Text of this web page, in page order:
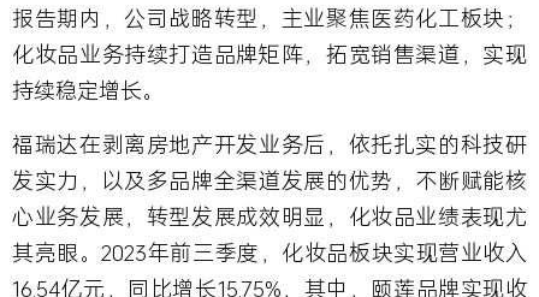
报告期内，公司战略转型，主业聚焦医药化工板块；
化妆品业务持续打造品牌矩阵，拓宽销售渠道，实现
持续稳定增长。
福瑞达在剥离房地产开发业务后，依托扎实的科技研
发实力，以及多品牌全渠道发展的优势，不断赋能核
心业务发展，转型发展成效明显，化妆品业绩表现尤
其亮眼。2023年前三季度，化妆品板块实现营业收入
16.54亿元，同比增长15.75%，其中，颐莲品牌实现收